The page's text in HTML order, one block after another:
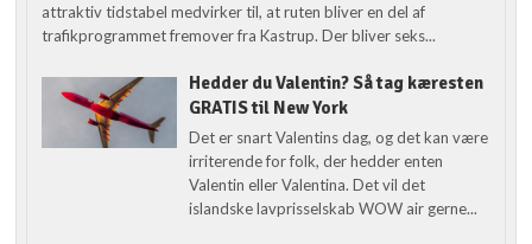
attraktiv tidstabel medvirker til, at ruten bliver en del af
trafikprogrammet fremover fra Kastrup. Der bliver seks...
Hedder du Valentin? Så tag kæresten
GRATIS til New York
Det er snart Valentins dag, og det kan være
irriterende for folk, der hedder enten
Valentin eller Valentina. Det vil det
islandske lavprisselskab WOW air gerne...